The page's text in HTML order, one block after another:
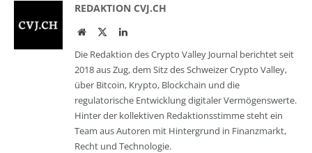
REDAKTION CVJ.CH
WebsiteTwitterLinkedIn
Die Redaktion des Crypto Valley Journal berichtet seit
2018 aus Zug, dem Sitz des Schweizer Crypto Valley,
über Bitcoin, Krypto, Blockchain und die
regulatorische Entwicklung digitaler Vermögenswerte.
Hinter der kollektiven Redaktionsstimme steht ein
Team aus Autoren mit Hintergrund in Finanzmarkt,
Recht und Technologie.